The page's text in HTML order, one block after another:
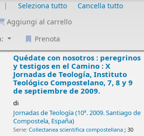
Seleziona tutto
Cancella tutto
Aggiungi al carrello
Prenota
Quédate con nosotros : peregrinos
y testigos en el Camino : X
Jornadas de Teología, Instituto
Teológico Compostelano, 7, 8 y 9
de septiembre de 2009.
di
Jornadas de Teología(10ª. 2009. Santiago de
Compostela, España)
Serie:Collectanea scientifica compostellana ; 30